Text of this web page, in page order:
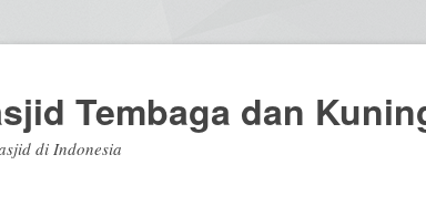
Tembaga dan
di Indonesia